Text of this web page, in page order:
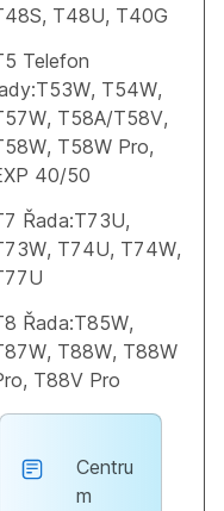
T48U, T40G
Telefon
T54W,
T58A/T58V,
T58W Pro,
40/50
Řada:T73U,
T74U, T74W,
Řada:T85W,
T88W, T88W
T88V Pro
Centru
m